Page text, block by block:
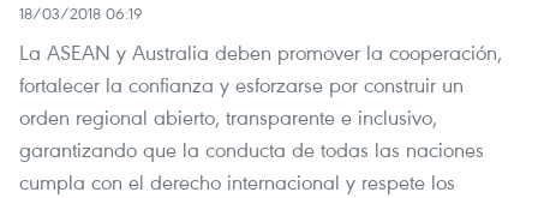
18/03/2018 06:19
La ASEAN y Australia deben promover la cooperación,
fortalecer la confianza y esforzarse por construir un
orden regional abierto, transparente e inclusivo,
garantizando que la conducta de todas las naciones
cumpla con el derecho internacional y respete los